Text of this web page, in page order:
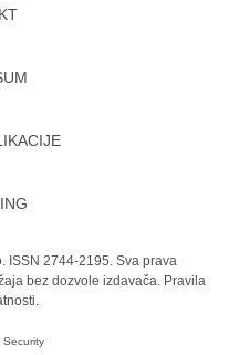
ISSN 2744-2195. Sva prava
bez dozvole izdavača. Pravila
Security